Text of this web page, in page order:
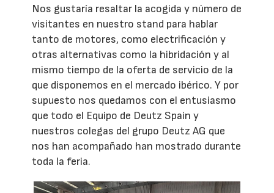
Nos gustaría resaltar la acogida y número de
visitantes en nuestro stand para hablar
tanto de motores, como electrificación y
otras alternativas como la hibridación y al
mismo tiempo de la oferta de servicio de la
que disponemos en el mercado ibérico. Y por
supuesto nos quedamos con el entusiasmo
que todo el Equipo de Deutz Spain y
nuestros colegas del grupo Deutz AG que
nos han acompañado han mostrado durante
toda la feria.